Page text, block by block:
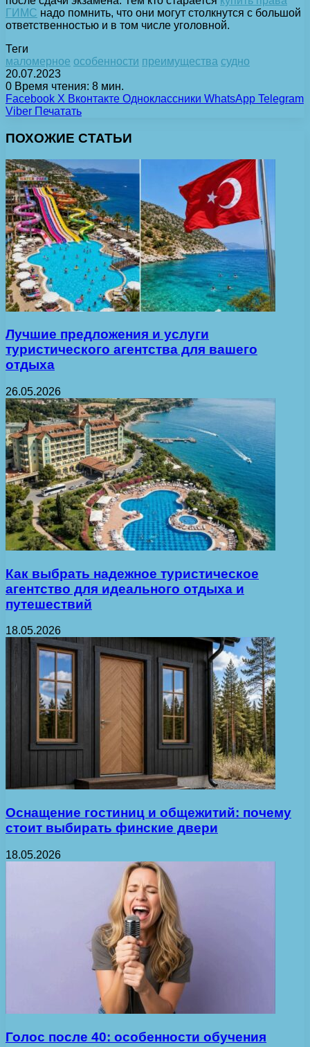
ГИМС надо помнить, что они могут столкнутся с большой
ответственностью и в том числе уголовной.
Теги
маломерное особенности преимущества судно
20.07.2023
0 Время чтения: 8 мин.
Facebook X Вконтакте Одноклассники WhatsApp Telegram
Viber Печатать
ПОХОЖИЕ СТАТЬИ
Лучшие предложения и услуги
туристического агентства для вашего
отдыха
26.05.2026
Как выбрать надежное туристическое
агентство для идеального отдыха и
путешествий
18.05.2026
Оснащение гостиниц и общежитий: почему
стоит выбирать финские двери
18.05.2026
Голос после 40: особенности обучения